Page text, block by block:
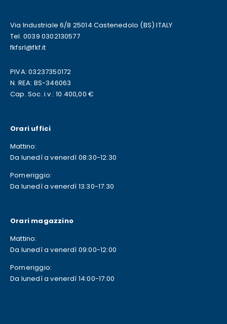
Via Industriale 6/8 25014 Castenedolo (BS) ITALY
Tel. 0039 0302130577
fkfsrl@fkf.it
PIVA: 03237350172
N. REA: BS-346063
Cap. Soc. i.v.: 10.400,00 €
Orari uffici
Mattino:
Da lunedì a venerdì 08:30-12:30
Pomeriggio:
Da lunedì a venerdì 13:30-17:30
Orari magazzino
Mattino:
Da lunedì a venerdì 09:00-12:00
Pomeriggio:
Da lunedì a venerdì 14:00-17:00